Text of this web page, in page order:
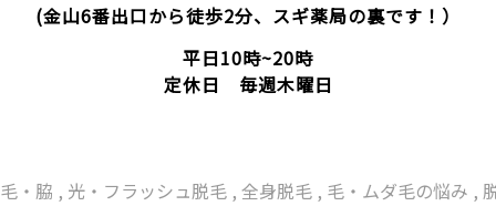
(金山6番出口から徒歩2分、スギ薬局の裏です！）
平日10時~20時
定休日 毎週木曜日
・脇 , 光・フラッシュ脱毛 ,全身脱毛 , 毛・ムダ毛の悩み ,